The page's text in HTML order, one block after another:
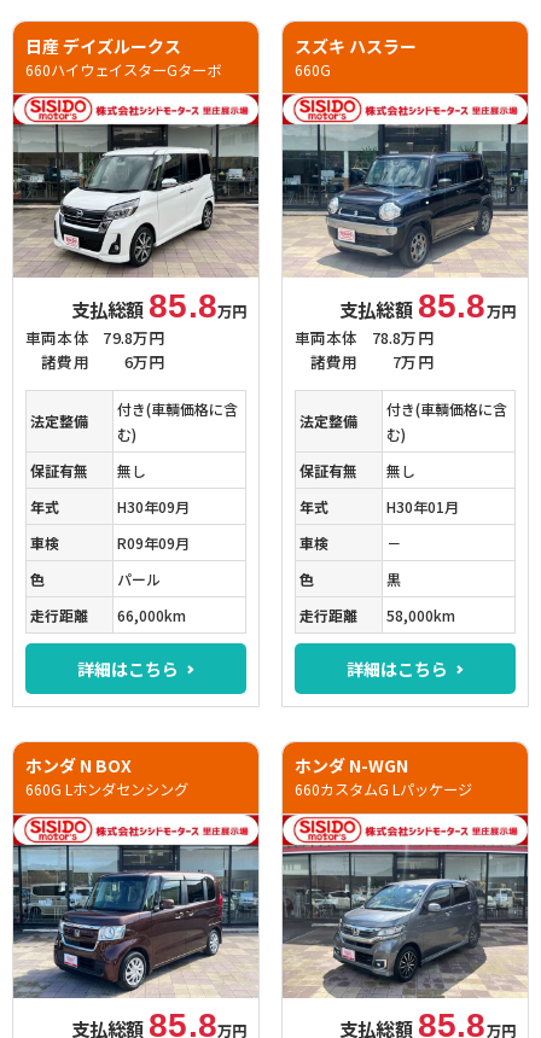
日産 デイズルークス
660ハイウェイスターGターボ
支払総額 85.8万円
車両本体
79.8万円
諸費用
6万円
法定整備
付き(車輌価格に含
む)
保証有無
無し
年式
H30年09月
車検
R09年09月
色
パール
走行距離
66,000km
詳細はこちら
スズキ ハスラー
660G
支払総額 85.8万円
車両本体
78.8万円
諸費用
7万円
法定整備
付き(車輌価格に含
む)
保証有無
無し
年式
H30年01月
車検
－
色
黒
走行距離
58,000km
詳細はこちら
ホンダ N BOX
660G Lホンダセンシング
支払総額 85.8万円
ホンダ N-WGN
660カスタムG Lパッケージ
支払総額 85.8万円